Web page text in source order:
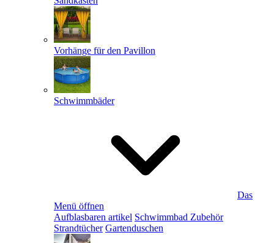
Vorhänge für den Pavillon
Schwimmbäder
Das
Menü öffnen
Aufblasbaren artikel Schwimmbad Zubehör
Strandtücher Gartenduschen